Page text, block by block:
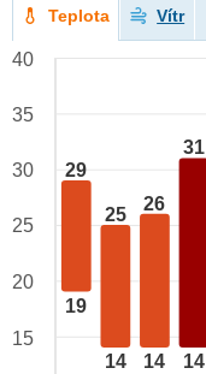
Teplota Vítr
29
19
25
14
26
14
31
14
40
35
30
25
20
15